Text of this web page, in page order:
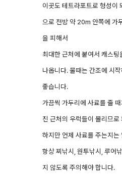
이곳도 테트라포트로 형성이
으로 전방 약 20m 안쪽에 가
을 피해서
최대한 근처에 붙여서 캐스
나옵니다. 물때는 간조에 시
좋습니다.
가끔씩 가두리에 사료를 줄
진 근처의 우럭들이 몰리므
하지만 언제 사료를 주는지는
항상 찌낚시, 원투낚시, 루어
지 않도록 주의해야 합니다.